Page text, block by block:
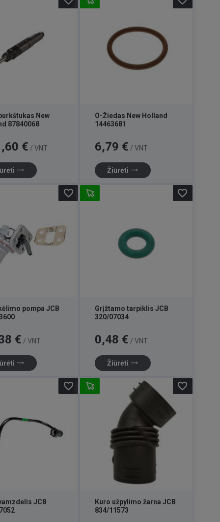
New
87840068
€ / VNT
trending_flat
O-Žiedas New Holland
14463681
Kaina
6,79 € / VNT
Žiūrėti trending_flat
pompa JCB
€ / VNT
trending_flat
favorite_border
Grįžtamo tarpiklis JCB
320/07034
Kaina
0,48 € / VNT
Žiūrėti trending_flat
favorite_border
JCB
favorite_border
Kuro užpylimo žarna JCB
834/11573
favorite_border